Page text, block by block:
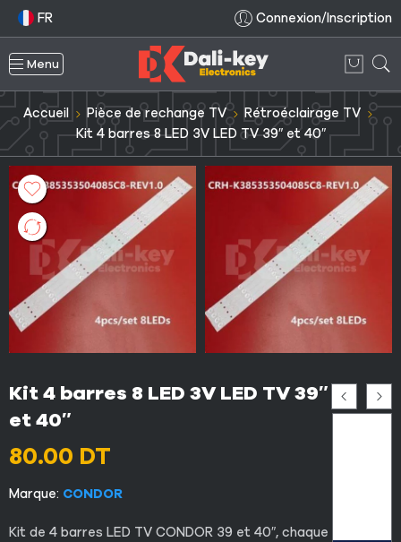
FR Connexion/Inscription
Menu
Accueil Pièce de rechange TV
Rétroéclairage TV
Kit 4 barres 8 LED 3V LED TV 39″ et 40″
Kit 4 barres 8 LED 3V LED TV 39″
et 40″
80.00 DT
Marque: CONDOR
Kit de 4 barres LED TV CONDOR 39 et 40″, chaque barrette